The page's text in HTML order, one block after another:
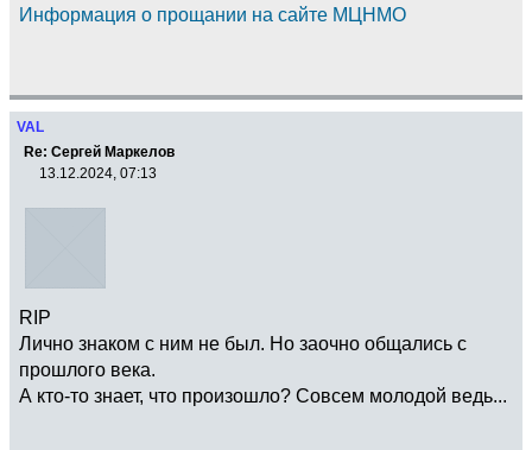
Информация о прощании на сайте МЦНМО
VAL
Re: Сергей Маркелов
13.12.2024, 07:13
RIP
Лично знаком с ним не был. Но заочно общались с
прошлого века.
А кто-то знает, что произошло? Совсем молодой ведь...